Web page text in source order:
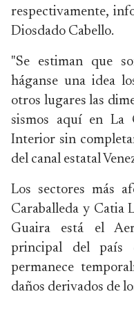
respectivamente,
Diosdado Cabello.
"Se estiman que
háganse una idea
otros lugares las
sismos aquí en La
Interior sin
del canal estatal
Los sectores más
Caraballeda y Catia
Guaira está el
principal del país
permanece
daños derivados de